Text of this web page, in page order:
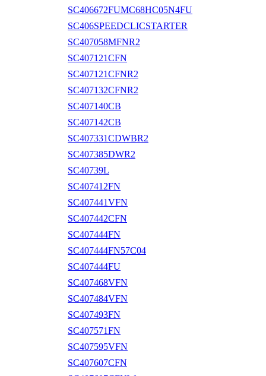
SC406672FUMC68HC05N4FU
SC406SPEEDCLICSTARTER
SC407058MFNR2
SC407121CFN
SC407121CFNR2
SC407132CFNR2
SC407140CB
SC407142CB
SC407331CDWBR2
SC407385DWR2
SC40739L
SC407412FN
SC407441VFN
SC407442CFN
SC407444FN
SC407444FN57C04
SC407444FU
SC407468VFN
SC407484VFN
SC407493FN
SC407571FN
SC407595VFN
SC407607CFN